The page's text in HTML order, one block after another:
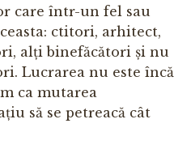
care într-un fel sau
ctitori, arhitect,
alți binefăcători și nu
Lucrarea nu este încă
ca mutarea
să se petreacă cât